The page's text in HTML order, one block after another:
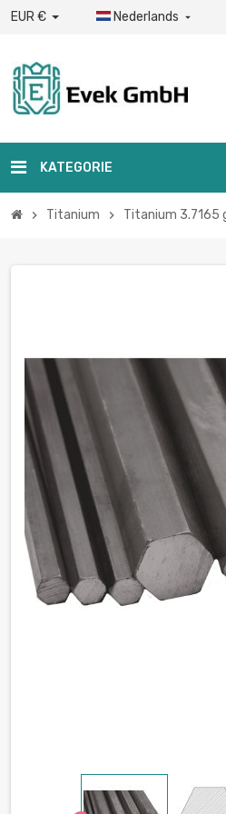
EUR € Nederlands 
KATEGORIE
chevron_right Titanium chevron_right Titanium